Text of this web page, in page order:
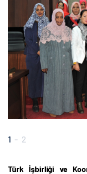
1 - 2
Türk İşbirliği ve